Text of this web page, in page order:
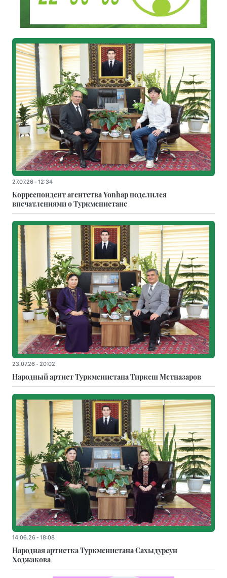
27.07.26 - 12:34
Корреспондент агентства Yonhap поделился
впечатлениями о Туркменистане
23.07.26 - 20:02
Народный артист Туркменистана Тиркеш Мeтназаров
14.06.26 - 18:08
Народная артистка Туркменистана Сахыдурсун
Ходжакова